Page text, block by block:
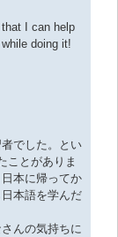
I can help
doing it!
でした。とい
ことがありま
本に帰ってか
本語を学んだ
んの気持ちに